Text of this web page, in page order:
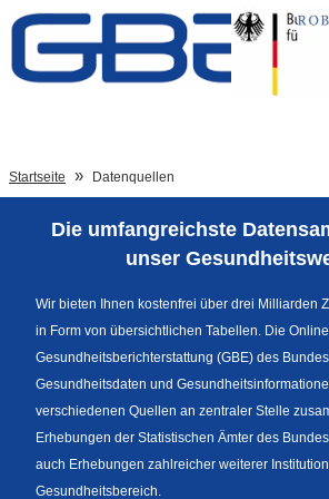
Zum Inhalt
Sprachumschaltung
Fußzeile
Startseite Datenquellen
Die umfangreichste
unser
Wir bieten Ihnen kostenfrei über drei Milliarden
in Form von übersichtlichen Tabellen. Die
Gesundheitsberichterstattung (GBE) des
Gesundheitsdaten und
verschiedenen Quellen an zentraler Stelle
Erhebungen der Statistischen Ämter des
auch Erhebungen zahlreicher weiterer
Gesundheitsbereich.